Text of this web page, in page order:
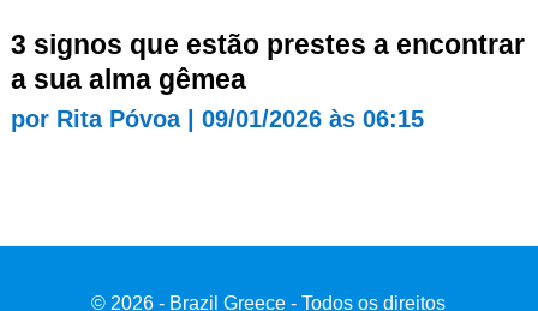
3 signos que estão prestes a encontrar
a sua alma gêmea
por Rita Póvoa| 09/01/2026 às 06:15
© 2026 - Brazil Greece - Todos os direitos